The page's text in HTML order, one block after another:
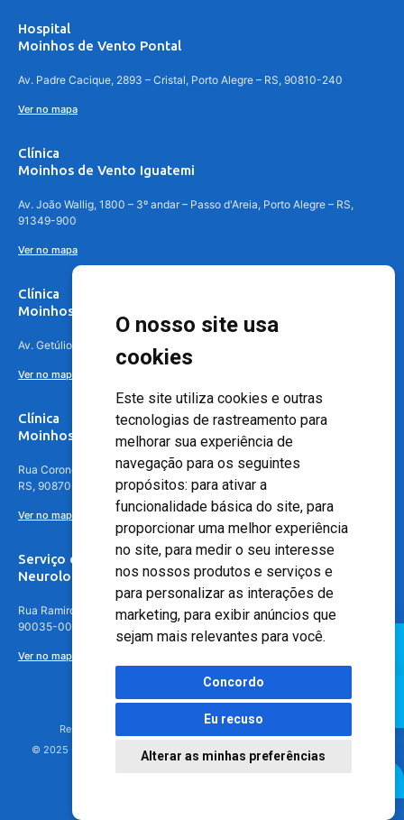
O nosso site usa
cookies
Este site utiliza cookies e outras
tecnologias de rastreamento para
melhorar sua experiência de
navegação para os seguintes
propósitos: para ativar a
funcionalidade básica do site, para
proporcionar uma melhor experiência
no site, para medir o seu interesse
nos nossos produtos e serviços e
para personalizar as interações de
marketing, para exibir anúncios que
sejam mais relevantes para você.
Concordo
Eu recuso
Alterar as minhas preferências
Hospital
Moinhos de Vento Pontal
Av. Padre Cacique, 2893 – Cristal, Porto Alegre – RS, 90810-240
Ver no mapa
Clínica
Moinhos de Vento Iguatemi
Av. João Wallig, 1800 – 3º andar – Passo d'Areia, Porto Alegre – RS,
91349-900
Ver no mapa
Clínica
Moinhos de Vento Canoas
Av. Getúlio Vargas, 4841 – Centro, Canoas – RS, 92010-010
Ver no mapa
Clínica
Moinhos de Vento - Teresópolis
Rua Coronel Aparício Borges, 250 - 3º andar - Teresópolis, Porto Alegre -
RS, 90870-016
Ver no mapa
Serviço de
Neurologia
Rua Ramiro Barcelos, 630 – 5º andar – Floresta, Porto Alegre – RS,
90035-001
Ver no mapa
Responsável Técnico: Dr. Luiz Antonio Nasi - CREMERS 11217
© 2025 - Hospital Moinhos de Vento - Registro Empresa (CRM-RS): 425